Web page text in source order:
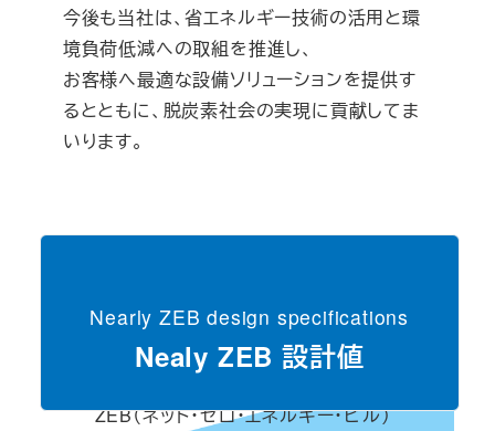
今後も当社は、省エネルギー技術の活用と環
境負荷低減への取組を推進し、
お客様へ最適な設備ソリューションを提供す
るとともに、脱炭素社会の実現に貢献してま
いります。
Nearly ZEB design specifications
Nealy ZEB 設計値
ZEB（ネット・ゼロ・エネルギー・ビル）